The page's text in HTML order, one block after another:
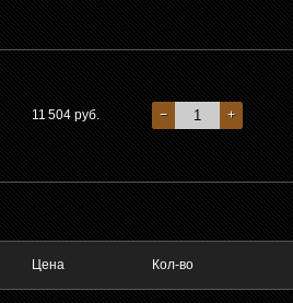
11 504 руб. − +
Цена Кол-во